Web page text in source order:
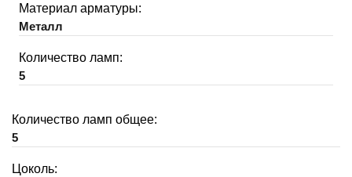
Материал арматуры:
Металл
Количество ламп:
5
Количество ламп общее:
5
Цоколь: